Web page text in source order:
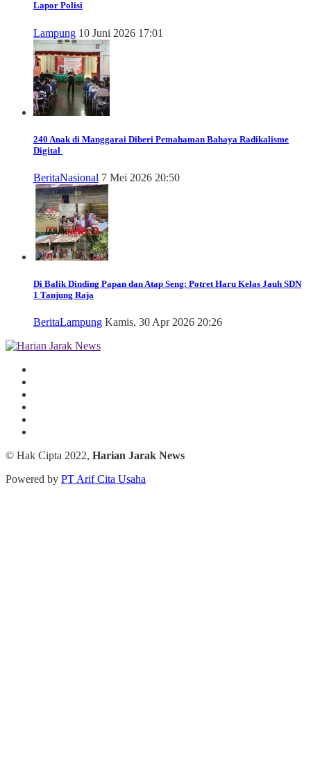
Lapor Polisi
Lampung 10 Juni 2026 17:01
240 Anak di Manggarai Diberi Pemahaman Bahaya Radikalisme
Digital
BeritaNasional 7 Mei 2026 20:50
Di Balik Dinding Papan dan Atap Seng: Potret Haru Kelas Jauh SDN
1 Tanjung Raja
BeritaLampung Kamis, 30 Apr 2026 20:26
© Hak Cipta 2022, Harian Jarak News
Powered by PT Arif Cita Usaha